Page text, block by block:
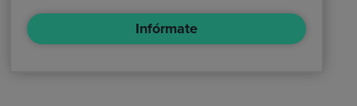
las empresas que conforman elGrupo Northius, con el objeto de que
estas puedan hacerle llegar la mejor oferta de productos y servicios
de acuerdo a su petición. Quedan reconocidos los derechos de acceso,
rectificación, supresión, oposición, limitación, tal y como se explica en la
Infórmate